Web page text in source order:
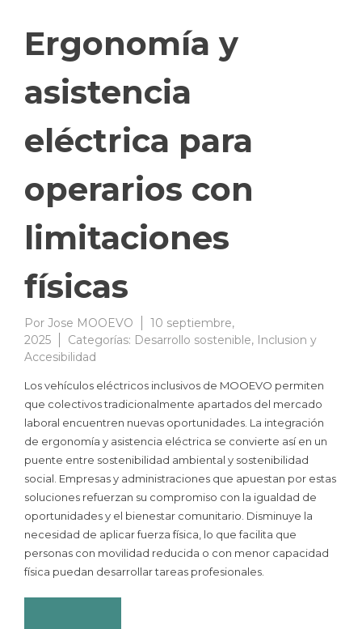
Ergonomía y
asistencia
eléctrica para
operarios con
limitaciones
físicas
Por Jose MOOEVO
10 septiembre,
2025
Categorías: Desarrollo sostenible, Inclusion y
Accesibilidad
Los vehículos eléctricos inclusivos de MOOEVO permiten
que colectivos tradicionalmente apartados del mercado
laboral encuentren nuevas oportunidades. La integración
de ergonomía y asistencia eléctrica se convierte así en un
puente entre sostenibilidad ambiental y sostenibilidad
social. Empresas y administraciones que apuestan por estas
soluciones refuerzan su compromiso con la igualdad de
oportunidades y el bienestar comunitario. Disminuye la
necesidad de aplicar fuerza física, lo que facilita que
personas con movilidad reducida o con menor capacidad
física puedan desarrollar tareas profesionales.